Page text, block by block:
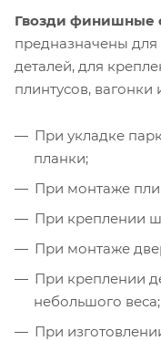
Гвозди финишные
предназначены
деталей, для
плинтусов, вагонки
При укладке
планки;
При монтаже
При креплении
При монтаже
При креплении
небольшого веса;
При